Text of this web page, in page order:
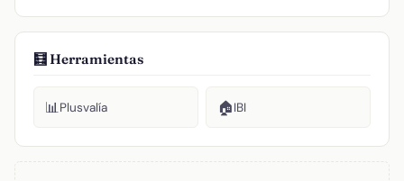
🧮 Herramientas
📊Plusvalía 🏠IBI